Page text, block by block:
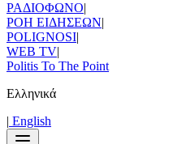
ΡΑΔΙΟΦΩΝΟ|
ΡΟΗ ΕΙΔΗΣΕΩΝ|
POLIGNOSI|
WEB TV|
Politis To The Point
Ελληνικά
| Εnglish